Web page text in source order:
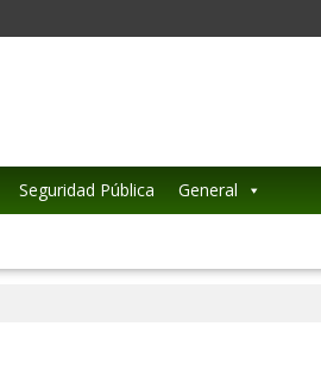
Seguridad Pública General